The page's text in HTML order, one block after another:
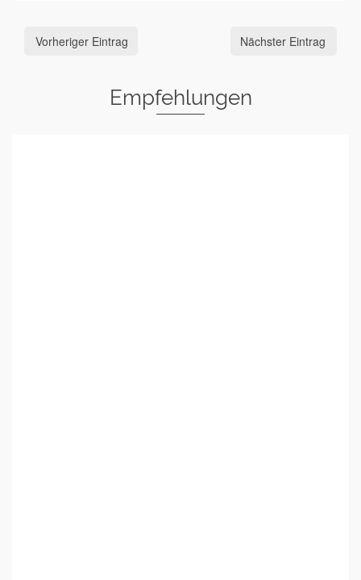
Vorheriger Eintrag Nächster Eintrag
Empfehlungen